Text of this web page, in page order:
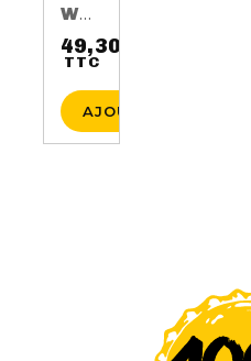
WHISKY AUGUST 17TH 3 ANS 50CL 40%
49,30 €
TTCPrix
AJOUTER AU PANIER